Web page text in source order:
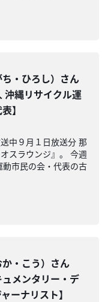
・ひろし）さん
沖縄リサイクル運
】
中９月１日放送分 那
スラウンジ』。 今週
市民の会・代表の古
・こう）さん
ュメンタリー・デ
ーナリスト】